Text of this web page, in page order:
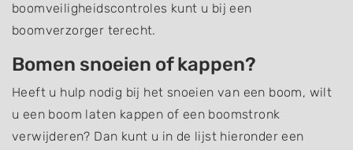
boomveiligheidscontroles kunt u bij een
boomverzorger terecht.
Bomen snoeien of kappen?
Heeft u hulp nodig bij het snoeien van een boom, wilt
u een boom laten kappen of een boomstronk
verwijderen? Dan kunt u in de lijst hieronder een